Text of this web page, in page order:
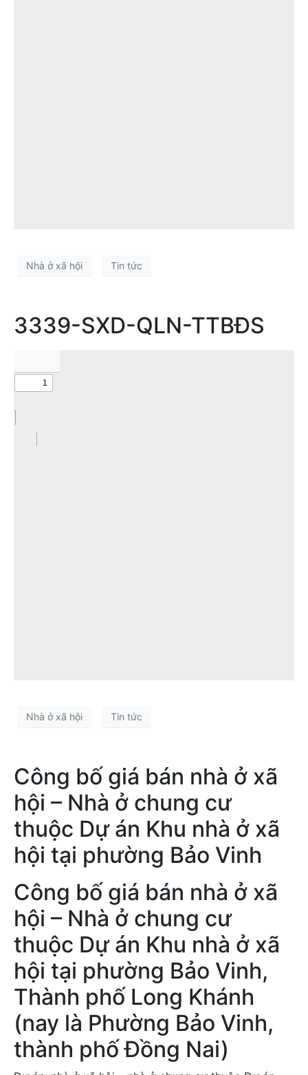
Nhà ở xã hội Tin tức
3339-SXD-QLN-TTBĐS
Nhà ở xã hội Tin tức
Công bố giá bán nhà ở xã
hội – Nhà ở chung cư
thuộc Dự án Khu nhà ở xã
hội tại phường Bảo Vinh
Công bố giá bán nhà ở xã
hội – Nhà ở chung cư
thuộc Dự án Khu nhà ở xã
hội tại phường Bảo Vinh,
Thành phố Long Khánh
(nay là Phường Bảo Vinh,
thành phố Đồng Nai)